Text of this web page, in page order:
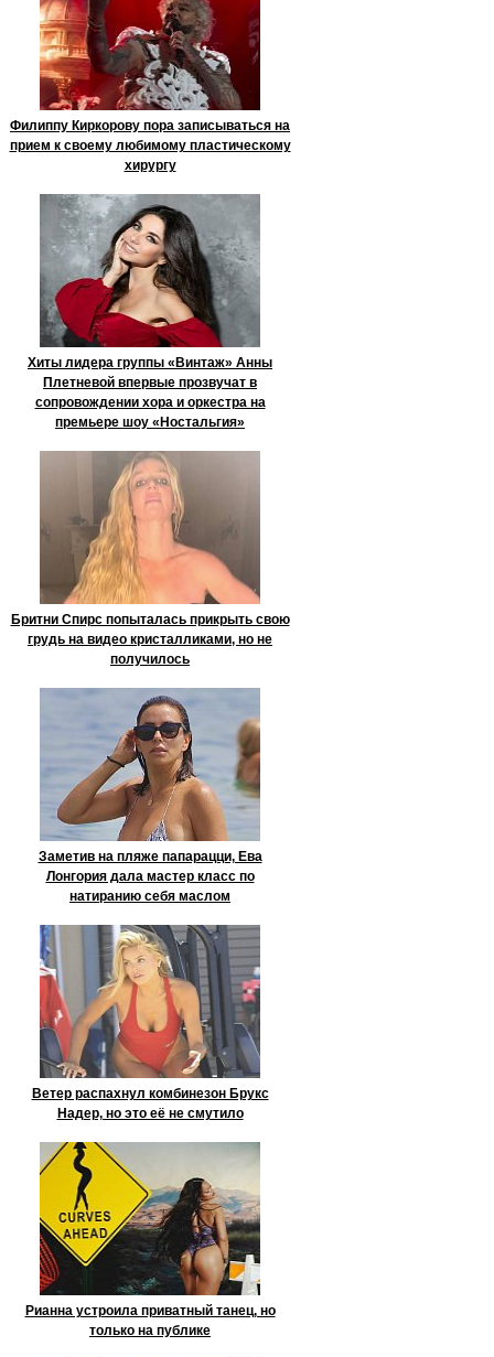
Филиппу Киркорову пора записываться на
прием к своему любимому пластическому
хирургу
Хиты лидера группы «Винтаж» Анны
Плетневой впервые прозвучат в
сопровождении хора и оркестра на
премьере шоу «Ностальгия»
Бритни Спирс попыталась прикрыть свою
грудь на видео кристалликами, но не
получилось
Заметив на пляже папарацци, Ева
Лонгория дала мастер класс по
натиранию себя маслом
Ветер распахнул комбинезон Брукс
Надер, но это её не смутило
Рианна устроила приватный танец, но
только на публике